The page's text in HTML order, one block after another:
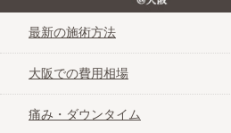
最新の施術方法
大阪での費用相場
痛み・ダウンタイム